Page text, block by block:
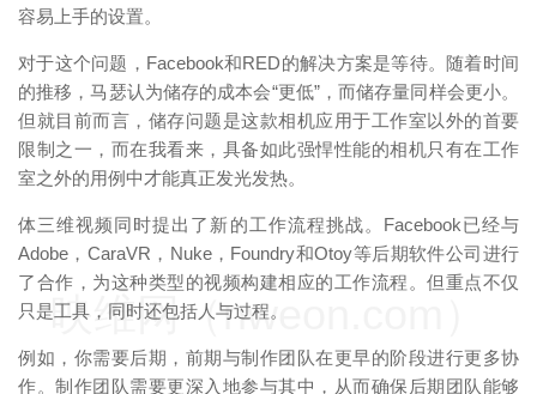
容易上手的设置。
对于这个问题，Facebook和RED的解决方案是等待。随着时间
的推移，马瑟认为储存的成本会“更低”，而储存量同样会更小。
但就目前而言，储存问题是这款相机应用于工作室以外的首要
限制之一，而在我看来，具备如此强悍性能的相机只有在工作
室之外的用例中才能真正发光发热。
体三维视频同时提出了新的工作流程挑战。Facebook已经与
Adobe，CaraVR，Nuke，Foundry和Otoy等后期软件公司进行
了合作，为这种类型的视频构建相应的工作流程。但重点不仅
只是工具，同时还包括人与过程。
例如，你需要后期，前期与制作团队在更早的阶段进行更多协
作。制作团队需要更深入地参与其中，从而确保后期团队能够
映维网（nweon.com）